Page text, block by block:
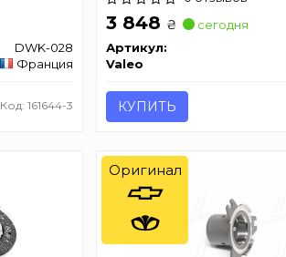
DWK-028
Франция
Код: 161644-3
3 848 ₴
сегодня
Артикул:
Valeo
КУПИТЬ
Оригинал